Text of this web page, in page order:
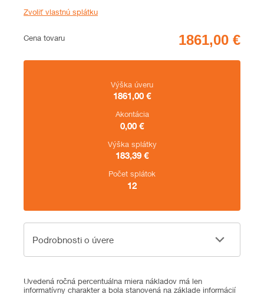
Zvoliť vlastnú splátku
Cena
Cena tovaru
Zhrnutie
Výška úveru
1861,00 €
Akontácia
0,00 €
Výška splátky
183,39 €
Počet splátok
12
Podrobnosti o úvere
Podrobnosti o úvere
Uvedená ročná percentuálna miera nákladov má len
informatívny charakter a bola stanovená na základe informácií